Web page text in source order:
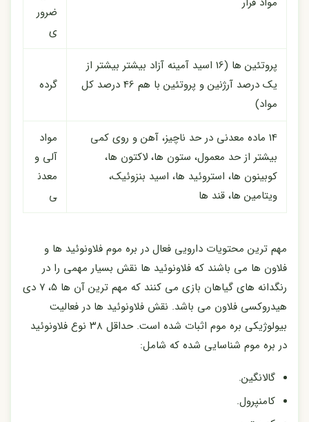
ضرور
ی
پروتئین ها (16 اسید آمینه آزاد بیشتر بیشتر از
یک درصد آرژنین و پروتئین با هم 46 درصد کل
مواد)
گرده
14 ماده معدنی در حد ناچیز، آهن و روی کمی
بیشتر از حد معمول، ستون ها، لاکتون ها،
کوبینون ها، استروئید ها، اسید بنزوئیک،
ویتامین ها، قند ها
مواد
آلی و
معدن
ی
مهم ترین محتویات دارویی فعال در بره موم فلاونوئید ها و
فلاون ها می باشند که فلاونوئید ها نقش بسیار مهمی را در
رنگدانه های گیاهان بازی می کنند که مهم ترین آن ها ۵، ۷ دی
هیدروکسی فلاون می باشد. نقش فلاونوئید ها در فعالیت
بیولوژیکی بره موم اثبات شده است. حداقل ۳۸ نوع فلاونوئید
در بره موم شناسایی شده که شامل:
گالانگین.
کامنپرول.